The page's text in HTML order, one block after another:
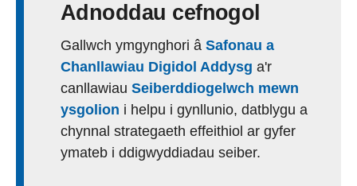
Adnoddau cefnogol
Gallwch ymgynghori â Safonau a
Chanllawiau Digidol Addysg a'r
canllawiau Seiberddiogelwch mewn
ysgolion i helpu i gynllunio, datblygu a
chynnal strategaeth effeithiol ar gyfer
ymateb i ddigwyddiadau seiber.